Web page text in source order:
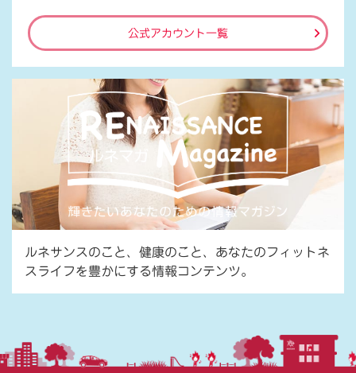
公式アカウント一覧
ルネサンスのこと、健康のこと、あなたのフィットネ
スライフを豊かにする情報コンテンツ。